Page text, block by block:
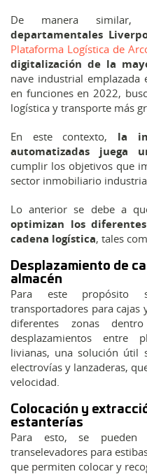
De manera similar,
departamentales
Plataforma Logística de
digitalización de la
nave industrial emplazada
en funciones en 2022,
logística y transporte más
En este contexto, la
automatizadas juega
cumplir los objetivos que
sector inmobiliario
Lo anterior se debe a
optimizan los
cadena logística, tales
Desplazamiento de
almacén
Para este propósito
transportadores para cajas
diferentes zonas
desplazamientos entre
livianas, una solución útil
electrovías y lanzaderas,
velocidad.
Colocación y
estanterías
Para esto, se pueden
transelevadores para
que permiten colocar y